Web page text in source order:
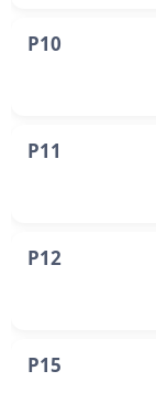
P10
P11
P12
P15